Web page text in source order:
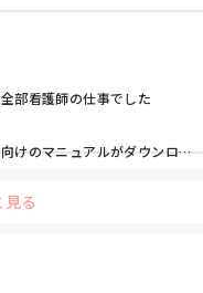
対応
いのか(看護師、栄養士
部看護師の仕事でした
けのマニュアルがダウンロ
います
る